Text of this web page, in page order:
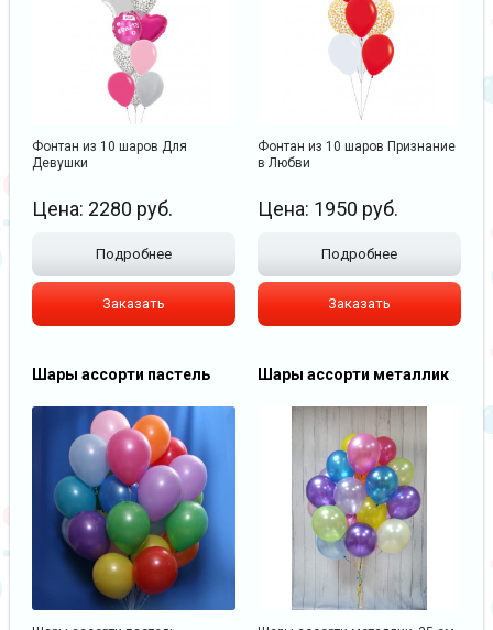
Фонтан из 10 шаров Для
Девушки
Цена: 2280 руб.
Подробнее
Заказать
Фонтан из 10 шаров Признание
в Любви
Цена: 1950 руб.
Подробнее
Заказать
Шары ассорти пастель Шары ассорти металлик